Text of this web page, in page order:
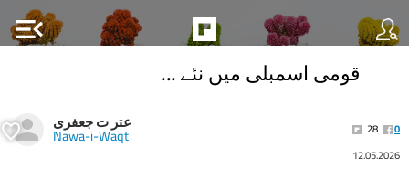
menu_open
قومی اسمبلی میں نئے ...
عتر ت جعفری
Nawa-i-Waqt 28
0
12.05.2026